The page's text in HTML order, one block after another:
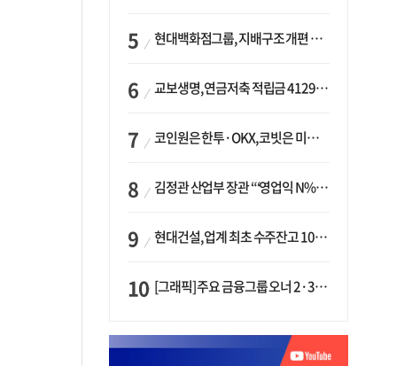
현대백화점그룹, 지배구조 개편 작업…지주사 행위제한 요건 해소
교보생명, 연금저축 적립금 4129억 증가 ‘1위’…KB라이프는 최대 감소율
코인원은 한투·OKX, 코빗은 미래에셋…중소 거래소 ‘금융 동맹’ 승부수
김정관 산업부 장관 “‘영업익 N% 성과급’ 지급 반대…주주·투자자 이익 반해”
현대건설, 업계 최초 수주잔고 100조 돌파…하반기 ‘원전’ 수주 드라이브
[그래픽] 주요 금융그룹 오너 2·3세 현황